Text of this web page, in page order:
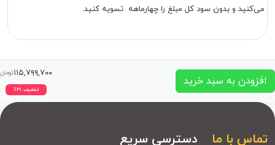
می‌کنید و بدون سود کل مبلغ را چهارماهه تسویه کنید.
افزودن به سبد خرید
۱۱۵,۷۹۹,۷۰۰تومان
تخفیف ۲۱٪
تماس با ما دسترسی سریع